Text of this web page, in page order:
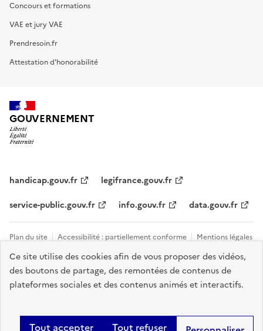
Ce site utilise des cookies afin de vous proposer des vidéos,
des boutons de partage, des remontées de contenus de
plateformes sociales et des contenus animés et interactifs.
Tout accepter Tout refuser
Concours et formations
VAE et jury VAE
Prendresoin.fr
Attestation d'honorabilité
GOUVERNEMENT
handicap.gouv.fr
legifrance.gouv.fr
service-public.gouv.fr
info.gouv.fr data.gouv.fr
Plan du site Accessibilité : partiellement conforme
Mentions légales
Données personnelles et cookies
Tous les contacts et sites utiles
Gestion des cookies